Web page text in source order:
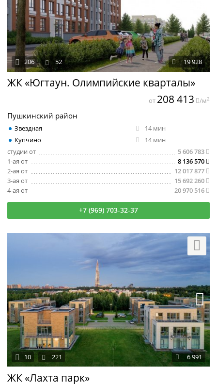
ЖК «Югтаун. Олимпийские кварталы»
19 928
206 52
Пушкинский район
Звездная
14 мин
Купчино
14 мин
студии от
5 606 783
1-ая от
8 136 570
2-ая от
12 017 877
3-ая от
15 692 260
4-ая от
20 970 516
от 208 413 /м2
+7 (969) 703-32-37
ЖК «Лахта парк»
6 991
10 221